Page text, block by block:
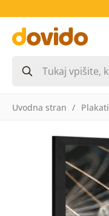
Uvodna stran Plakati